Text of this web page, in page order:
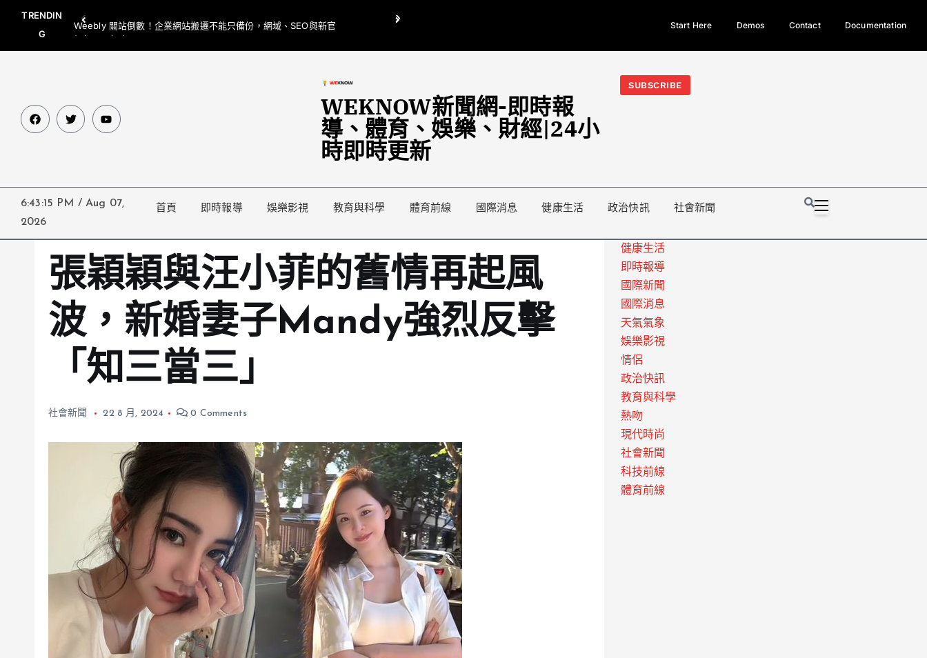
TRENDIN
G
Weebly 關站倒數！企業網站搬遷不能只備份，網域、SEO與新官
網都要一起處理
翁曉玲喊刪陸委會1295萬媒宣費惹議 梁文傑回「只能靠嘴巴」
今日熱門新聞TOP3｜西拉雅族正式成第17個原住民族、立院電競
光電場回
Start Here Demos Contact Documentation
WEKNOW新聞網-即時報
導、體育、娛樂、財經|24小
時即時更新
SUBSCRIBE
6:43:16 PM / Aug 07,
2026
首頁 即時報導 娛樂影視 教育與科學 體育前線 國際消息 健康生活 政治快訊 社會新聞
張穎穎與汪小菲的舊情再起風
波，新婚妻子Mandy強烈反擊
「知三當三」
社會新聞 22 8 月, 2024 0 Comments
健康生活
即時報導
國際新聞
國際消息
天氣氣象
娛樂影視
情侶
政治快訊
教育與科學
熱吻
現代時尚
社會新聞
科技前線
體育前線